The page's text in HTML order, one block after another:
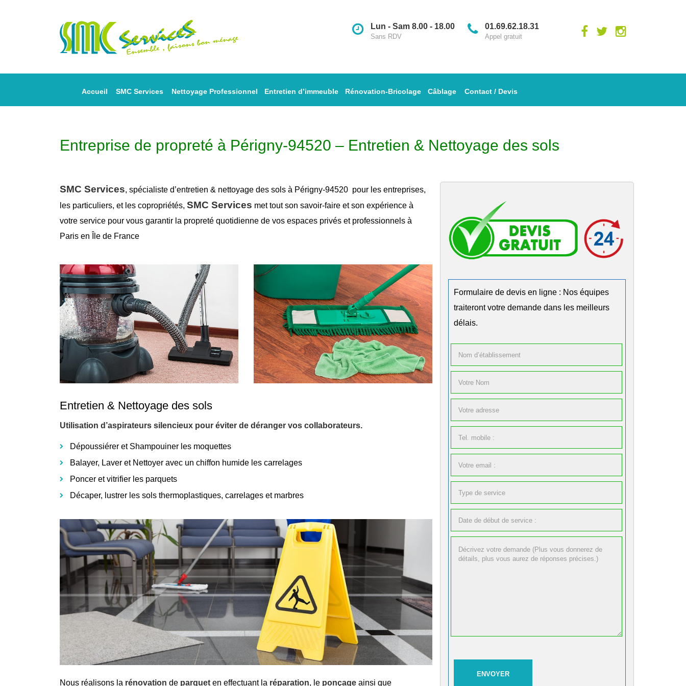
01.69.62.18.31
Appel gratuit
Lun - Sam 8.00 - 18.00
Sans RDV
Accueil SMC Services Nettoyage Professionnel Entretien d’immeuble Rénovation-Bricolage Câblage Contact / Devis
Entreprise de propreté à Périgny-94520 – Entretien & Nettoyage des sols
SMC Services, spécialiste d’entretien & nettoyage des sols à Périgny-94520 pour les entreprises,
les particuliers, et les copropriétés, SMC Services met tout son savoir-faire et son expérience à
votre service pour vous garantir la propreté quotidienne de vos espaces privés et professionnels à
Paris en Île de France
Entretien & Nettoyage des sols
Utilisation d’aspirateurs silencieux pour éviter de déranger vos collaborateurs.
Dépoussiérer et Shampouiner les moquettes
Balayer, Laver et Nettoyer avec un chiffon humide les carrelages
Poncer et vitrifier les parquets
Décaper, lustrer les sols thermoplastiques, carrelages et marbres
Nous réalisons la rénovation de parquet en effectuant la réparation, le ponçage ainsi que
Formulaire de devis en ligne : Nos équipes
traiteront votre demande dans les meilleurs
délais.